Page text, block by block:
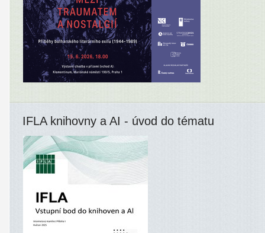
IFLA knihovny a AI - úvod do tématu